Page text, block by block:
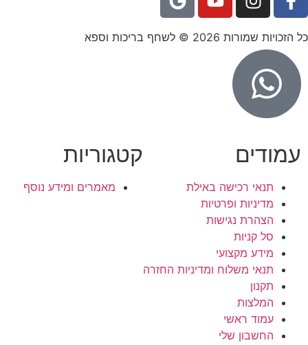
כל הזכויות שמורות 2026 © לשחף בריכות וספא
עמודים
תנאי רכישה באילת
מדיניות ופרטיות
הצהרת נגישות
סל קניות
מידע מקצועי
תנאי משלוח ומדיניות החזרה
תקנון
המלצות
עמוד ראשי
החשבון שלי
קטגוריות
מאמרים ומידע נוסף